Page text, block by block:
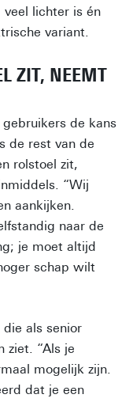
lichter is én
variant.
ZIT, NEEMT
de kans
de rest van de
rolstoel zit,
“Wij
aankijken.
naar de
je moet altijd
schap wilt
die als senior
ziet. “Als je
mogelijk zijn.
dat je een